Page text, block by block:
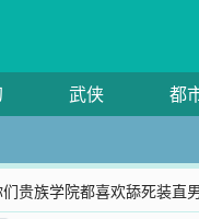
武侠 都
贵族学院都喜欢舔死装直男